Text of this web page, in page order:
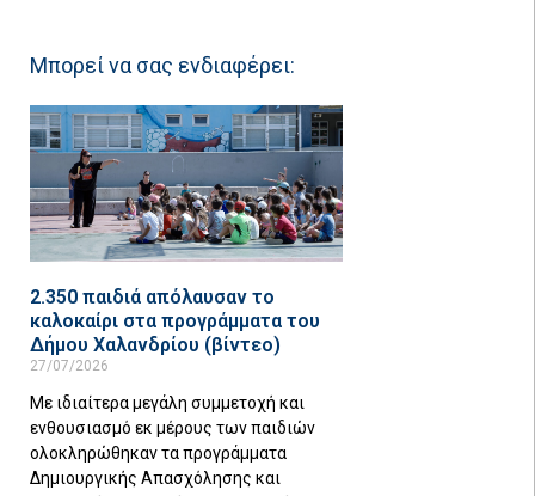
Μπορεί να σας ενδιαφέρει:
2.350 παιδιά απόλαυσαν το
καλοκαίρι στα προγράμματα του
Δήμου Χαλανδρίου (βίντεο)
27/07/2026
Με ιδιαίτερα μεγάλη συμμετοχή και
ενθουσιασμό εκ μέρους των παιδιών
ολοκληρώθηκαν τα προγράμματα
Δημιουργικής Απασχόλησης και